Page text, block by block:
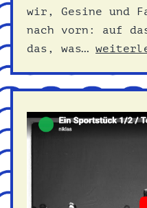
wir, Gesine und
nach vorn: auf
das, was… Ankunft
Aufbruch